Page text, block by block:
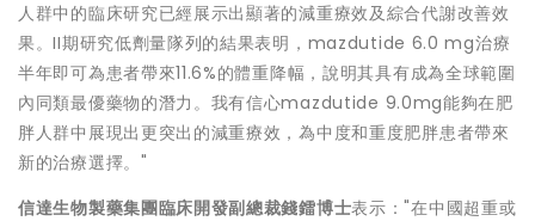
人群中的臨床研究已經展示出顯著的減重療效及綜合代謝改善效
果。II期研究低劑量隊列的結果表明，mazdutide 6.0 mg治療
半年即可為患者帶來11.6%的體重降幅，說明其具有成為全球範圍
內同類最優藥物的潛力。我有信心mazdutide 9.0mg能夠在肥
胖人群中展現出更突出的減重療效，為中度和重度肥胖患者帶來
新的治療選擇。"
信達生物製藥集團臨床開發副總裁錢鐳博士表示："在中國超重或